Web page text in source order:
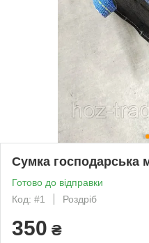
Сумка господарська
Готово до відправки
Код: #1
Роздріб
350 ₴